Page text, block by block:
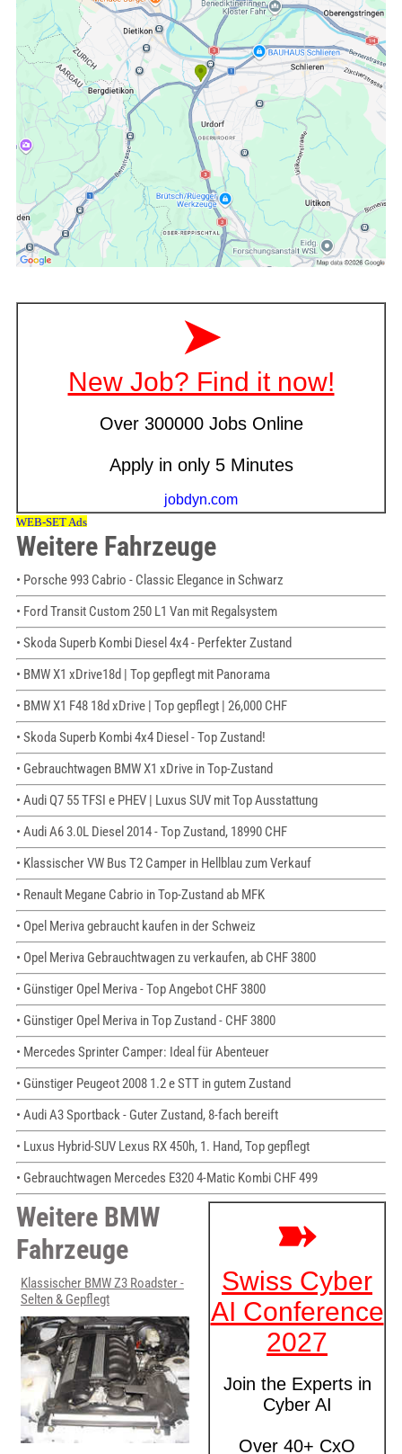
Weitere Fahrzeuge
• Porsche 993 Cabrio - Classic Elegance in Schwarz
• Ford Transit Custom 250 L1 Van mit Regalsystem
• Skoda Superb Kombi Diesel 4x4 - Perfekter Zustand
• BMW X1 xDrive18d | Top gepflegt mit Panorama
• BMW X1 F48 18d xDrive | Top gepflegt | 26,000 CHF
• Skoda Superb Kombi 4x4 Diesel - Top Zustand!
• Gebrauchtwagen BMW X1 xDrive in Top-Zustand
• Audi Q7 55 TFSI e PHEV | Luxus SUV mit Top Ausstattung
• Audi A6 3.0L Diesel 2014 - Top Zustand, 18990 CHF
• Klassischer VW Bus T2 Camper in Hellblau zum Verkauf
• Renault Megane Cabrio in Top-Zustand ab MFK
• Opel Meriva gebraucht kaufen in der Schweiz
• Opel Meriva Gebrauchtwagen zu verkaufen, ab CHF 3800
• Günstiger Opel Meriva - Top Angebot CHF 3800
• Günstiger Opel Meriva in Top Zustand - CHF 3800
• Mercedes Sprinter Camper: Ideal für Abenteuer
• Günstiger Peugeot 2008 1.2 e STT in gutem Zustand
• Audi A3 Sportback - Guter Zustand, 8-fach bereift
• Luxus Hybrid-SUV Lexus RX 450h, 1. Hand, Top gepflegt
• Gebrauchtwagen Mercedes E320 4-Matic Kombi CHF 499
Weitere BMW
Fahrzeuge
Klassischer BMW Z3 Roadster -
Selten & Gepflegt